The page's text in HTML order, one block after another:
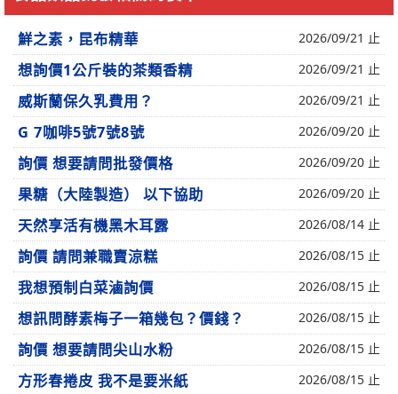
鮮之素，昆布精華 2026/09/21 止
想詢價1公斤裝的茶類香精 2026/09/21 止
威斯蘭保久乳費用？ 2026/09/21 止
G 7咖啡5號7號8號 2026/09/20 止
詢價 想要請問批發價格 2026/09/20 止
果糖（大陸製造） 以下協助 2026/09/20 止
天然享活有機黑木耳露 2026/08/14 止
詢價 請問兼職賣涼糕 2026/08/15 止
我想預制白菜滷詢價 2026/08/15 止
想訊問酵素梅子一箱幾包？價錢？ 2026/08/15 止
詢價 想要請問尖山水粉 2026/08/15 止
方形春捲皮 我不是要米紙 2026/08/15 止